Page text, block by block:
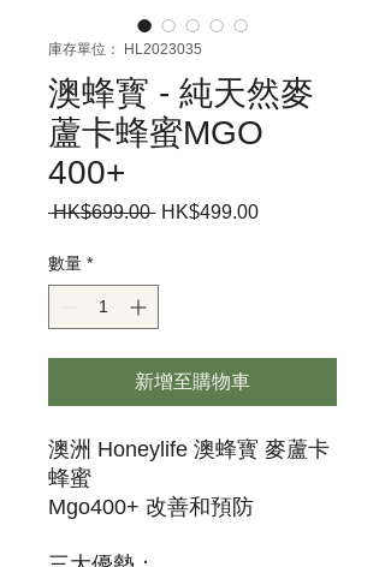
庫存單位： HL2023035
澳蜂寳 - 純天然麥
蘆卡蜂蜜MGO
400+
HK$699.00 一
格
HK$499.00促
數量 *
新增至購物車
澳洲 Honeylife 澳蜂寳 麥蘆卡
蜂蜜
Mgo400+ 改善和預防